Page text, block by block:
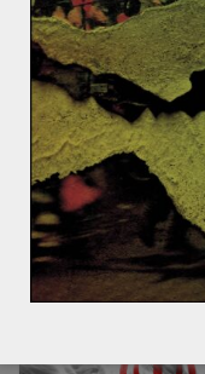
Les menaces
chinoise
6 mars 2017 2